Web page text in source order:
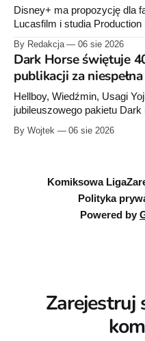
Disney+ ma propozycję dla
Lucasfilm i studia
oraz „Dziewiąty Jedi:
wojny: Wizje”. Wszystkie
w Disney+.
By Redakcja 06 sie 2026
Dark Horse świętuje
publikacji za
Hellboy, Wiedźmin, Usagi
jubileuszowego pakietu
euro. Oferta kończy się 13
By Wojtek 06 sie 2026
Komiksowa Liga
Polityka
Powered by
Zarejestruj